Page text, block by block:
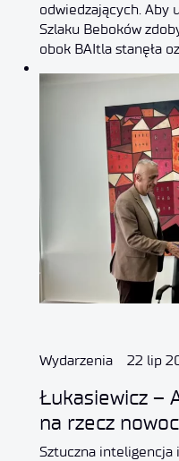
odwiedzających. Aby
Szlaku Beboków
obok BAItla stanęła
Wydarzenia 22 lip
Łukasiewicz –
na rzecz
Sztuczna inteligencja